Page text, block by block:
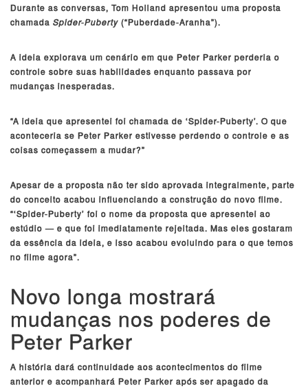
Durante as conversas, Tom Holland apresentou uma proposta
chamada Spider-Puberty (“Puberdade-Aranha”).
A ideia explorava um cenário em que Peter Parker perderia o
controle sobre suas habilidades enquanto passava por
mudanças inesperadas.
“A ideia que apresentei foi chamada de ‘Spider-Puberty’. O que
aconteceria se Peter Parker estivesse perdendo o controle e as
coisas começassem a mudar?”
Apesar de a proposta não ter sido aprovada integralmente, parte
do conceito acabou influenciando a construção do novo filme.
“‘Spider-Puberty’ foi o nome da proposta que apresentei ao
estúdio — e que foi imediatamente rejeitada. Mas eles gostaram
da essência da ideia, e isso acabou evoluindo para o que temos
no filme agora”.
Novo longa mostrará
mudanças nos poderes de
Peter Parker
A história dará continuidade aos acontecimentos do filme
anterior e acompanhará Peter Parker após ser apagado da